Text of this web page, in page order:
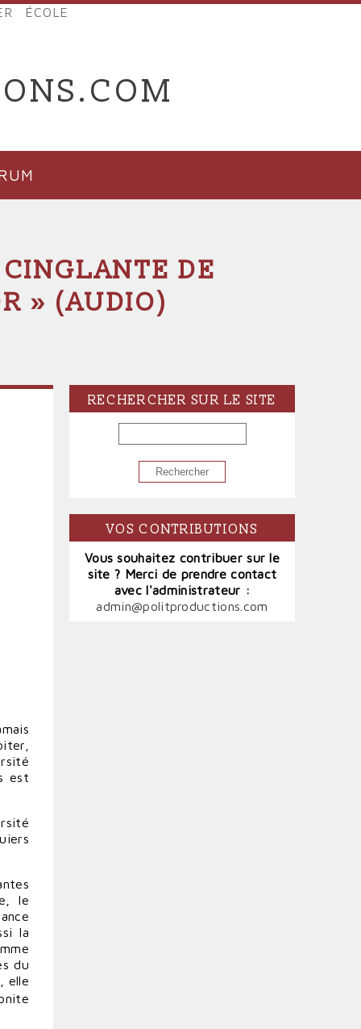
ÉCOLE
DE
» (AUDIO)
est
le
la
du
elle
RECHERCHER SUR LE SITE
RECHERCHER
VOS CONTRIBUTIONS
Vous souhaitez contribuer sur le
site ? Merci de prendre contact
avec l'administrateur :
admin@politproductions.com